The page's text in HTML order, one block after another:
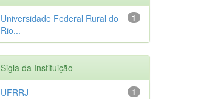
1
Universidade Federal Rural do
Rio...
Sigla da Instituição
1
UFRRJ